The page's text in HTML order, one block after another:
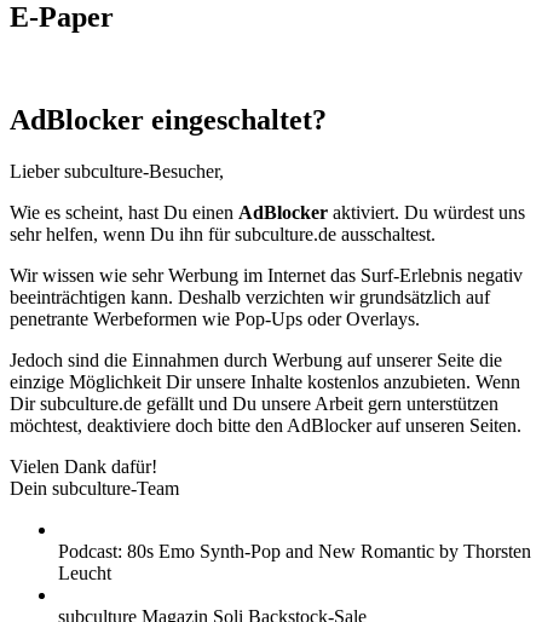
E-Paper
AdBlocker eingeschaltet?
Lieber subculture-Besucher,
Wie es scheint, hast Du einen AdBlocker aktiviert. Du würdest uns
sehr helfen, wenn Du ihn für subculture.de ausschaltest.
Wir wissen wie sehr Werbung im Internet das Surf-Erlebnis negativ
beeinträchtigen kann. Deshalb verzichten wir grundsätzlich auf
penetrante Werbeformen wie Pop-Ups oder Overlays.
Jedoch sind die Einnahmen durch Werbung auf unserer Seite die
einzige Möglichkeit Dir unsere Inhalte kostenlos anzubieten. Wenn
Dir subculture.de gefällt und Du unsere Arbeit gern unterstützen
möchtest, deaktiviere doch bitte den AdBlocker auf unseren Seiten.
Vielen Dank dafür!
Dein subculture-Team
Podcast: 80s Emo Synth-Pop and New Romantic by Thorsten
Leucht
subculture Magazin Soli Backstock-Sale